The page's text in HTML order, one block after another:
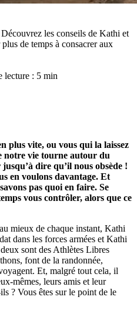
les conseils de Kathi et
de temps à consacrer aux
lecture : 5 min
plus vite, ou vous qui la laissez
notre vie tourne autour du
dire qu’il nous obsède !
en voulons davantage. Et
pas quoi en faire. Se
vous contrôler, alors que ce
mieux de chaque instant, Kathi
dans les forces armées et Kathi
sont des Athlètes Libres
font de la randonnée,
Et, malgré tout cela, il
mêmes, leurs amis et leur
? Vous êtes sur le point de le